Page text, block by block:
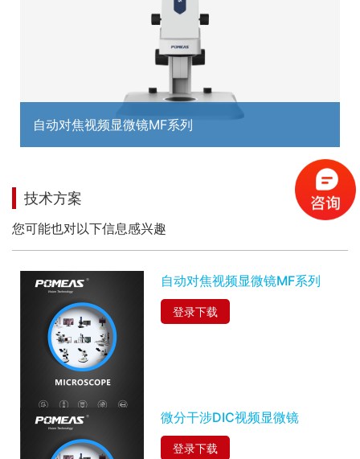
自动对焦视频显微镜MF系列
技术方案
MORE+
您可能也对以下信息感兴趣
自动对焦视频显微镜MF系列
登录下载
微分干涉DIC视频显微镜
登录下载